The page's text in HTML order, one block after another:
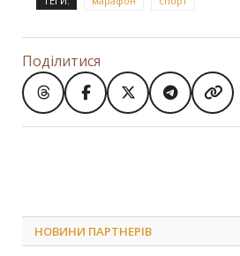
Поділитися
НОВИНИ ПАРТНЕРІВ